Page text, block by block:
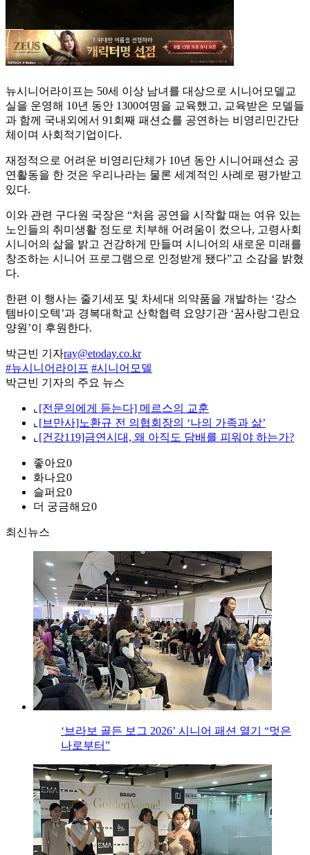
뉴시니어라이프는 50세 이상 남녀를 대상으로 시니어모델교
실을 운영해 10년 동안 1300여명을 교육했고, 교육받은 모델들
과 함께 국내외에서 91회째 패션쇼를 공연하는 비영리민간단
체이며 사회적기업이다.
재정적으로 어려운 비영리단체가 10년 동안 시니어패션쇼 공
연활동을 한 것은 우리나라는 물론 세계적인 사례로 평가받고
있다.
이와 관련 구다원 국장은 “처음 공연을 시작할 때는 여유 있는
노인들의 취미생활 정도로 치부해 어려움이 컸으나, 고령사회
시니어의 삶을 밝고 건강하게 만들며 시니어의 새로운 미래를
창조하는 시니어 프로그램으로 인정받게 됐다”고 소감을 밝혔
다.
한편 이 행사는 줄기세포 및 차세대 의약품을 개발하는 ‘강스
템바이오텍’과 경복대학교 산학협력 요양기관 ‘꿈사랑그린요
양원’이 후원한다.
박근빈 기자ray@etoday.co.kr
#뉴시니어라이프 #시니어모델
박근빈 기자의 주요 뉴스
⌞ [전문의에게 듣는다] 메르스의 교훈
⌞ [브만사]노환규 전 의협회장의 ‘나의 가족과 삶’
⌞ [건강119]금연시대, 왜 아직도 담배를 피워야 하는가?
좋아요0
화나요0
슬퍼요0
더 궁금해요0
최신뉴스
‘브라보 골든 보그 2026’ 시니어 패션 열기 “멋은
나로부터”